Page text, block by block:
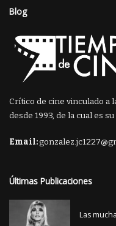
Blog
Crítico de cine vinculado a
desde 1993, de la cual es
Email:
Últimas Publicaciones
Las